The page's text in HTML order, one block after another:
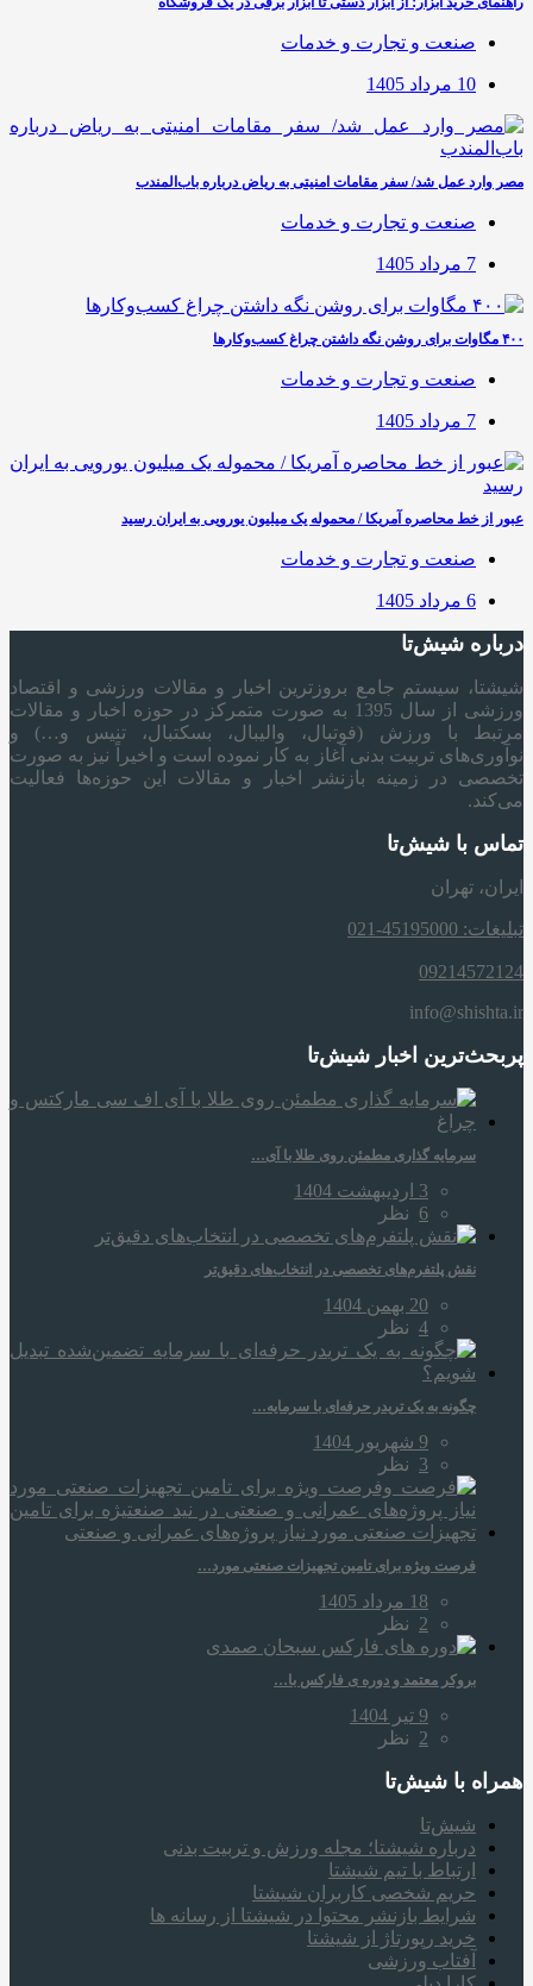
صنعت و تجارت و خدمات
10 مرداد 1405
مصر وارد عمل شد/ سفر مقامات امنیتی به ریاض درباره باب‌المندب
صنعت و تجارت و خدمات
7 مرداد 1405
۴۰۰ مگاوات برای روشن نگه داشتن چراغ کسب‌وکار‌ها
صنعت و تجارت و خدمات
7 مرداد 1405
عبور از خط محاصره آمریکا / محموله یک میلیون یورویی به ایران رسید
صنعت و تجارت و خدمات
6 مرداد 1405
درباره شیش‌تا
شیشتا، سیستم جامع بروزترین اخبار و مقالات ورزشی و اقتصاد
ورزشی از سال 1395 به صورت متمرکز در حوزه اخبار و مقالات
مرتبط با ورزش (فوتبال، والیبال، بسکتبال، تنیس و…) و
نوآوری‌های تربیت بدنی آغاز به کار نموده است و اخیراً نیز به صورت
تخصصی در زمینه بازنشر اخبار و مقالات این حوزه‌ها فعالیت
می‌کند.
تماس با شیش‌تا
ایران، تهران
تبلیغات: 45195000-021
09214572124
info@shishta.ir
پربحث‌ترین اخبار شیش‌تا
سرمایه‌ گذاری مطمئن روی طلا با آی…
3 اردیبهشت 1404
6 نظر
نقش پلتفرم‌های تخصصی در انتخاب‌های دقیق‌تر
20 بهمن 1404
4 نظر
چگونه به یک تریدر حرفه‌ای با سرمایه…
9 شهریور 1404
3 نظر
فرصت ویژه برای تامین تجهیزات صنعتی مورد…
18 مرداد 1405
2 نظر
بروکر معتمد و دوره‌ ی فارکس با…
9 تیر 1404
2 نظر
همراه‌ با شیش‌تا
شیش‌تا
درباره شیشتا؛ مجله ورزش و تربیت بدنی
ارتباط با تیم شیشتا
حریم شخصی کاربران شیشتا
شرایط بازنشر محتوا در شیشتا از رسانه ها
خرید رپورتاژ از شیشتا
آفتاب ورزشی